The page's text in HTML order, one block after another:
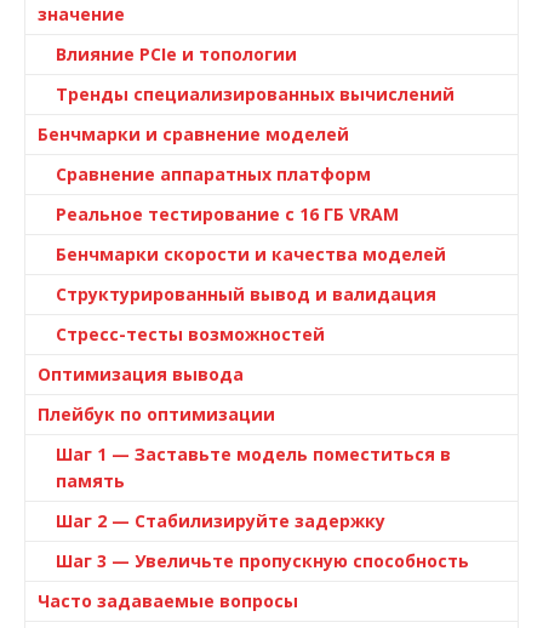
значение
Влияние PCIe и топологии
Тренды специализированных вычислений
Бенчмарки и сравнение моделей
Сравнение аппаратных платформ
Реальное тестирование с 16 ГБ VRAM
Бенчмарки скорости и качества моделей
Структурированный вывод и валидация
Стресс-тесты возможностей
Оптимизация вывода
Плейбук по оптимизации
Шаг 1 — Заставьте модель поместиться в
память
Шаг 2 — Стабилизируйте задержку
Шаг 3 — Увеличьте пропускную способность
Часто задаваемые вопросы